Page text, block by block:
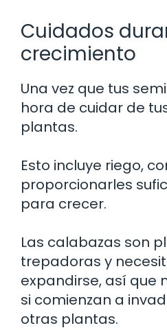
Cuidados
crecimiento
Una vez que tus
hora de cuidar de
plantas.
Esto incluye riego,
proporcionarles
para crecer.
Las calabazas son
trepadoras y
expandirse, así que
si comienzan a
otras plantas.